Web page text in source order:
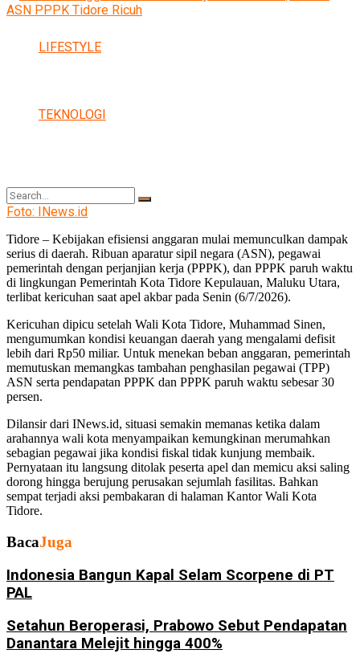
LIFESTYLE
TEKNOLOGI
No Result
View All Result
Foto: INews.id
Tidore – Kebijakan efisiensi anggaran mulai memunculkan dampak
serius di daerah. Ribuan aparatur sipil negara (ASN), pegawai
pemerintah dengan perjanjian kerja (PPPK), dan PPPK paruh waktu
di lingkungan Pemerintah Kota Tidore Kepulauan, Maluku Utara,
terlibat kericuhan saat apel akbar pada Senin (6/7/2026).
Kericuhan dipicu setelah Wali Kota Tidore, Muhammad Sinen,
mengumumkan kondisi keuangan daerah yang mengalami defisit
lebih dari Rp50 miliar. Untuk menekan beban anggaran, pemerintah
memutuskan memangkas tambahan penghasilan pegawai (TPP)
ASN serta pendapatan PPPK dan PPPK paruh waktu sebesar 30
persen.
Dilansir dari INews.id, situasi semakin memanas ketika dalam
arahannya wali kota menyampaikan kemungkinan merumahkan
sebagian pegawai jika kondisi fiskal tidak kunjung membaik.
Pernyataan itu langsung ditolak peserta apel dan memicu aksi saling
dorong hingga berujung perusakan sejumlah fasilitas. Bahkan
sempat terjadi aksi pembakaran di halaman Kantor Wali Kota
Tidore.
BacaJuga
Indonesia Bangun Kapal Selam Scorpene di PT
PAL
Setahun Beroperasi, Prabowo Sebut Pendapatan
Danantara Melejit hingga 400%